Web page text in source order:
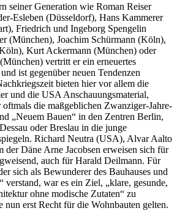
seiner Generation wie Roman Reiser
Esleben (Düsseldorf), Hans Kammerer
Friedrich und Ingeborg Spengelin
(München), Joachim Schürmann (Köln),
Kurt Ackermann (München) oder
vertritt er ein erneuertes
ist gegenüber neuen Tendenzen
bieten hier vor allem die
und die USA Anschauungsmaterial,
oftmals die maßgeblichen Zwanziger-Jahre-
„Neuem Bauen“ in den Zentren Berlin,
oder Breslau in die junge
Richard Neutra (USA), Alvar Aalto
der Däne Arne Jacobsen erweisen sich für
auch für Harald Deilmann. Für
sich als Bewunderer des Bauhauses und
verstand, war es ein Ziel, „klare, gesunde,
ohne modische Zutaten“ zu
nun erst Recht für die Wohnbauten gelten.